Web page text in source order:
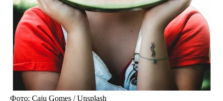
Фото: Caju Gomes / Unsplash